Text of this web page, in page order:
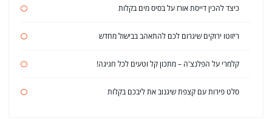
כיצד להכין דייסת אורז על בסיס מים בקלות
ריזוטו ירוקים שיגרום לכם להתאהב בבישול מחדש
קלמרי על הפלנצ'ה – מתכון קל וטעים לכל חגיגה!
סלט פירות עם קצפת שיגנוב את ליבכם בקלות